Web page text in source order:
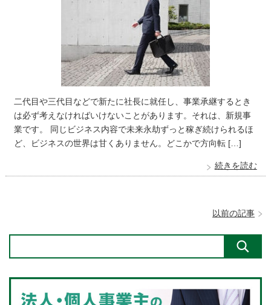
二代目や三代目などで新たに社長に就任し、事業承継するとき
は必ず考えなければいけないことがあります。それは、新規事
業です。 同じビジネス内容で未来永劫ずっと稼ぎ続けられるほ
ど、ビジネスの世界は甘くありません。どこかで方向転 […]
続きを読む
以前の記事